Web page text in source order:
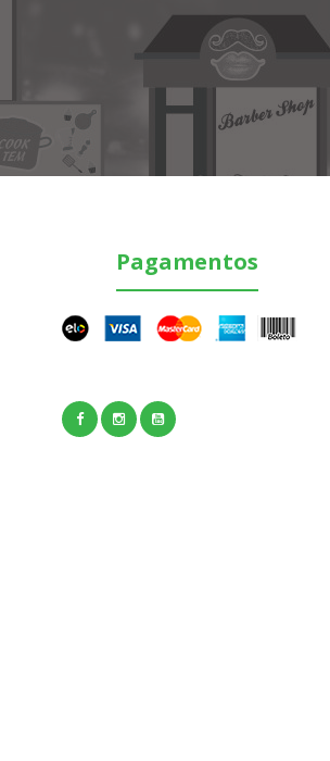
Pagamentos